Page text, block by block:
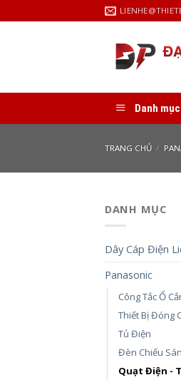
to
Danh
TRANG CHỦ /
DANH MỤC
Dây Cáp Điện
Panasonic
Công Tắc Ổ
Thiết Bị Đóng
Tủ Điện
Đèn Chiếu
Quạt Điện -